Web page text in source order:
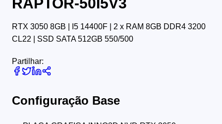
RTX 3050 8GB | I5 14400F | 2 x RAM 8GB DDR4 3200
CL22 | SSD SATA 512GB 550/500
Partilhar:
Configuração Base